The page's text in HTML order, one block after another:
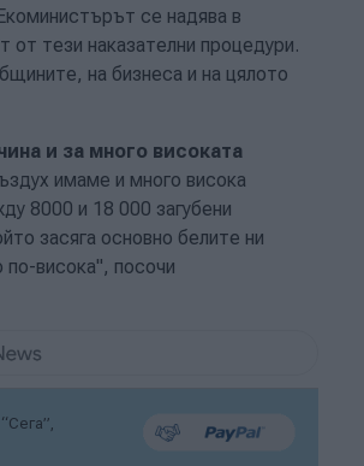
се надява в
тези наказателни процедури.
на бизнеса и на цялото
и за много високата
имаме и много висока
8000 и 18 000 загубени
засяга основно белите ни
висока", посочи